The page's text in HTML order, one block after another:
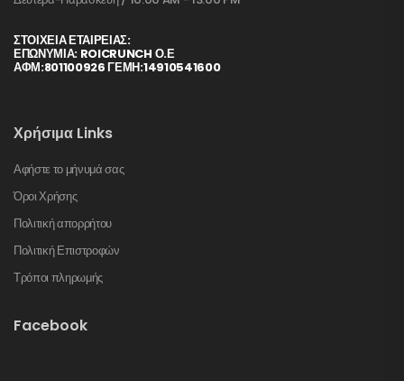
ΣΤΟΙΧΕΊΑ ΕΤΑΙΡΕΊΑΣ:
ΕΠΩΝΥΜΙΑ: ROICRUNCH Ο.Ε
ΑΦΜ:801100926 ΓΕΜΗ:14910541600
Χρήσιμα Links
Αφήστε το μήνυμά σας
Όροι Χρήσης
Πολιτική απορρήτου
Πολιτική Επιστροφών
Τρόποι πληρωμής
Facebook